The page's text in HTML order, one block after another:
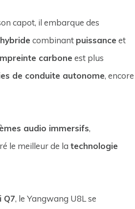
capot, il embarque des
combinant puissance et
carbone est plus
de conduite autonome, encore
audio immersifs,
le meilleur de latechnologie
Q7, le Yangwang U8L se